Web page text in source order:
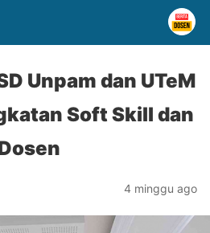
Unpam dan UTeM
Soft Skill dan
4 minggu ago